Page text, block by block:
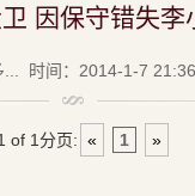
因保守错失李
时间：2014-1-7
of 1分页: « 1 »